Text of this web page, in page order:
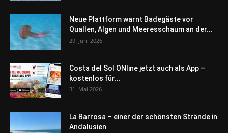
Neue Plattform warnt Badegäste vor
Quallen, Algen und Meeresschaum an der...
29. Juni 2026
Costa del Sol ONline jetzt auch als App –
kostenlos für...
31. Mai 2026
La Barrosa – einer der schönsten Strände in
Andalusien